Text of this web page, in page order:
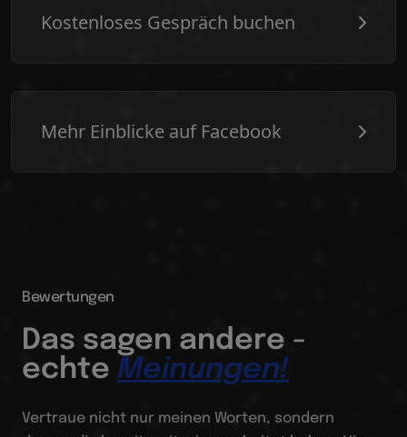
Kostenloses Gespräch buchen
Mehr Einblicke auf Facebook
Bewertungen
Das sagen andere -
echte Meinungen!
Vertraue nicht nur meinen Worten, sondern